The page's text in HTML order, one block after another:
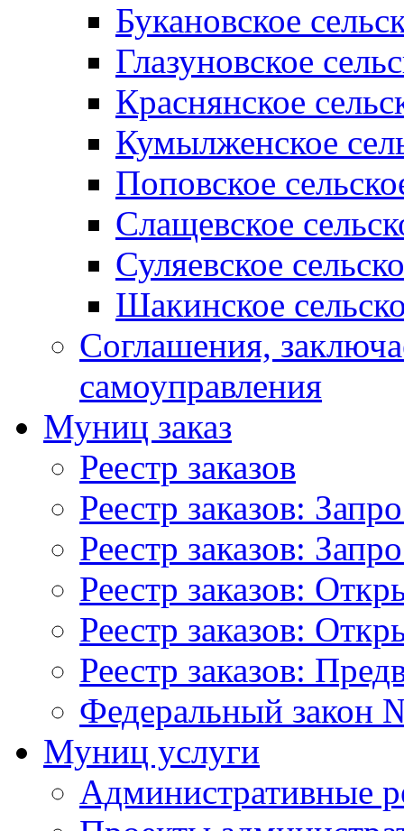
Букановское
Глазуновское
Краснянское
Кумылженское
Поповское
Слащевское
Суляевское
Шакинское
Соглашения,
самоуправления
Муниц заказ
Реестр заказов
Реестр заказов:
Реестр заказов:
Реестр заказов:
Реестр заказов:
Реестр заказов:
Федеральный закон
Муниц услуги
Административные